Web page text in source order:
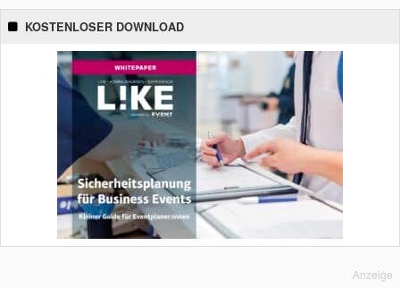
KOSTENLOSER DOWNLOAD
Anzeige